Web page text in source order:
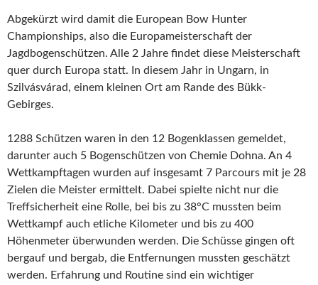
Abgekürzt wird damit die European Bow Hunter
Championships, also die Europameisterschaft der
Jagdbogenschützen. Alle 2 Jahre findet diese Meisterschaft
quer durch Europa statt. In diesem Jahr in Ungarn, in
Szilvásvárad, einem kleinen Ort am Rande des Bükk-
Gebirges.
1288 Schützen waren in den 12 Bogenklassen gemeldet,
darunter auch 5 Bogenschützen von Chemie Dohna. An 4
Wettkampftagen wurden auf insgesamt 7 Parcours mit je 28
Zielen die Meister ermittelt. Dabei spielte nicht nur die
Treffsicherheit eine Rolle, bei bis zu 38°C mussten beim
Wettkampf auch etliche Kilometer und bis zu 400
Höhenmeter überwunden werden. Die Schüsse gingen oft
bergauf und bergab, die Entfernungen mussten geschätzt
werden. Erfahrung und Routine sind ein wichtiger